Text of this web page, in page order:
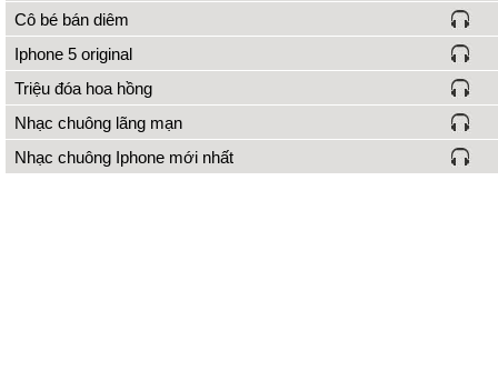
Cô bé bán diêm
Iphone 5 original
Triệu đóa hoa hồng
Nhạc chuông lãng mạn
Nhạc chuông Iphone mới nhất